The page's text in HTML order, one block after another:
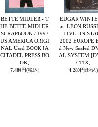
BETTE MIDLER - T
HE BETTE MIDLER
SCRAPBOOK / 1997
US AMERICA ORIGI
NAL Used BOOK [A
CITADEL PRESS BO
OK]
7,480円(税込)
EDGAR
at. LEON
- LIVE ON
2002 EUROPE
d New Sealed
AL SYSTEM
011X]
4,280円(税込)